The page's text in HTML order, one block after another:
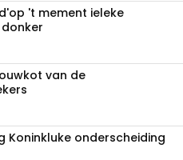
't mement ieleke
van de
Koninkluke onderscheiding